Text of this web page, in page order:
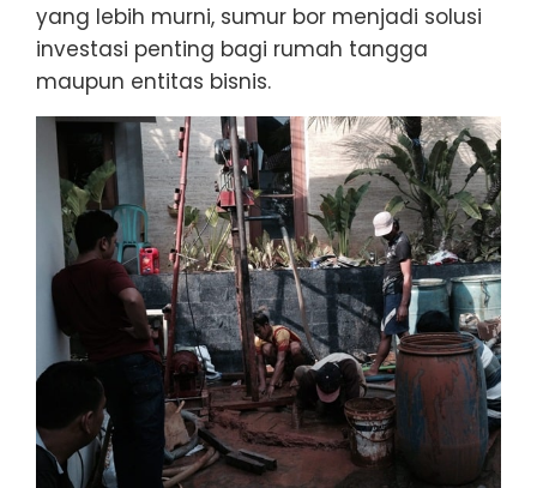
yang lebih murni, sumur bor menjadi solusi
investasi penting bagi rumah tangga
maupun entitas bisnis.